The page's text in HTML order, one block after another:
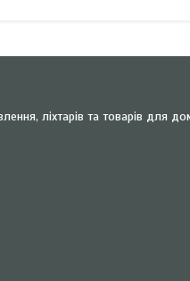
ліхтарів та товарів для